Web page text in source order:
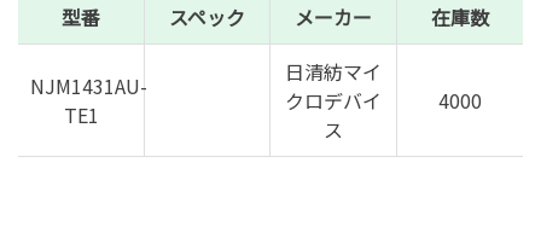
型番 スペック メーカー 在庫数
NJM1431AU-
TE1
日清紡マイ
クロデバイ
ス
4000